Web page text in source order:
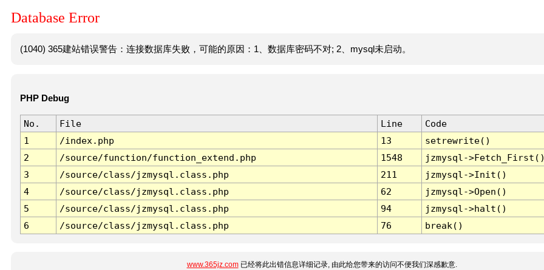
Database Error
(1040) 365建站错误警告：连接数据库失败，可能的原因：1、数据库密码不对; 2、mysql未启动。
PHP Debug
No. File Line
Code
1
/index.php 13
setrewrite()
2
/source/function/function_extend.php 1548
jzmysql-
3
/source/class/jzmysql.class.php 211
jzmysql->Init()
4
/source/class/jzmysql.class.php 62
jzmysql->Open()
5
/source/class/jzmysql.class.php 94
jzmysql->halt()
6
/source/class/jzmysql.class.php 76 break()
www.365jz.com已经将此出错信息详细记录, 由此给您带来的访问不便我们深感歉意.